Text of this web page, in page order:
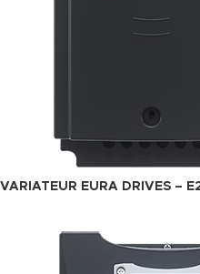
VARIATEUR EURA DRIVES –